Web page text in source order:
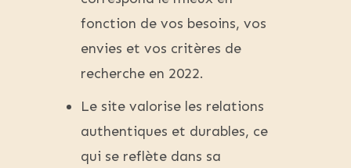
fonction de vos besoins, vos
envies et vos critères de
recherche en 2022.
Le site valorise les relations
authentiques et durables, ce
qui se reflète dans sa